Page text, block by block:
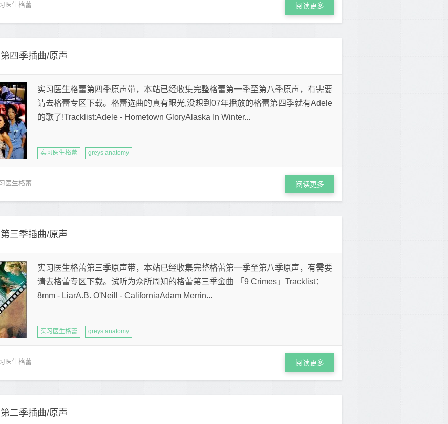
医生格蕾 阅读更多
四季插曲/原声
实习医生格蕾第四季原声带，本站已经收集完整格蕾第一季至第八季原声，有需要
请去格蕾专区下载。格蕾选曲的真有眼光,没想到07年播放的格蕾第四季就有Adele
的歌了!Tracklist:Adele - Hometown GloryAlaska In Winter...
实习医生格蕾 greys anatomy
医生格蕾 阅读更多
三季插曲/原声
实习医生格蕾第三季原声带，本站已经收集完整格蕾第一季至第八季原声，有需要
请去格蕾专区下载。试听为众所周知的格蕾第三季金曲 「9 Crimes」Tracklist：
8mm - LiarA.B. O'Neill - CaliforniaAdam Merrin...
实习医生格蕾 greys anatomy
医生格蕾 阅读更多
二季插曲/原声